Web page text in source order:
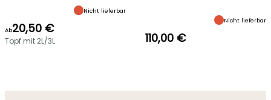
Nicht lieferbar
Ab20,50 €
Topf mit 2L/3L
Nicht lieferbar
110,00 €